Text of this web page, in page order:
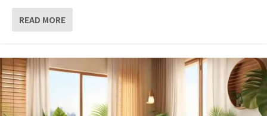
READ MORE